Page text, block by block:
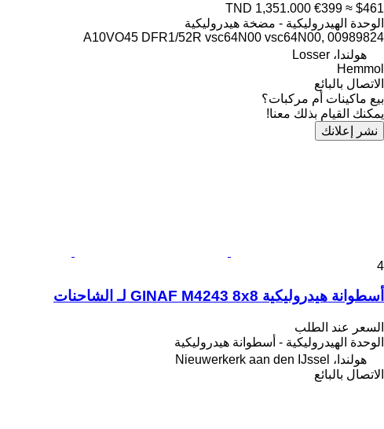
TND 1,351.000 €399 ≈ $461
الوحدة الهيدروليكية - مضخة هيدروليكية
A10VO45 DFR1/52R vsc64N00 vsc64N00, 00989824
هولندا، Losser
Hemmol
الاتصال بالبائع
بيع ماكينات أم مركبات؟
يمكنك القيام بذلك معنا!
نشر إعلانك
4
أسطوانة هيدروليكية GINAF M4243 8x8 لـ الشاحنات
السعر عند الطلب
الوحدة الهيدروليكية - أسطوانة هيدروليكية
هولندا، Nieuwerkerk aan den IJssel
الاتصال بالبائع